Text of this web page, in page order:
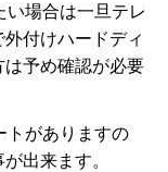
い場合は一旦テレ
付けハードディ
は予め確認が必要
トがありますの
出来ます。